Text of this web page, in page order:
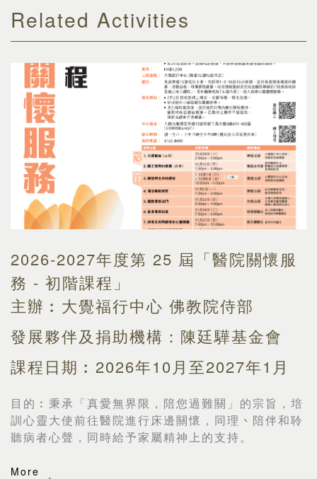
Related Activities
2026-2027年度第 25 屆「醫院關懷服
務 - 初階課程」
主辦︰大覺福行中心 佛教院侍部
發展夥伴及捐助機構：陳廷驊基金會
課程日期︰2026年10月至2027年1月
目的︰ 秉承「真愛無界限，陪您過難關」的宗旨，培
訓心靈大使前往醫院進行床邊關懷，同理 、 陪伴和聆
聽病者心聲，同時給予家屬精神上的支持。
More